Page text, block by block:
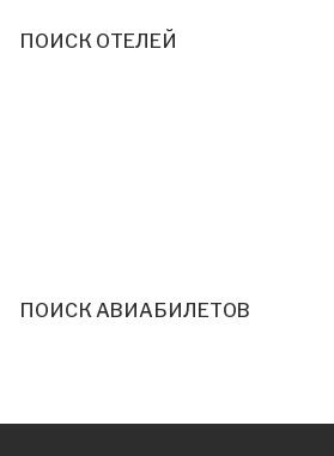
ПОИСК ОТЕЛЕЙ
ПОИСК АВИАБИЛЕТОВ